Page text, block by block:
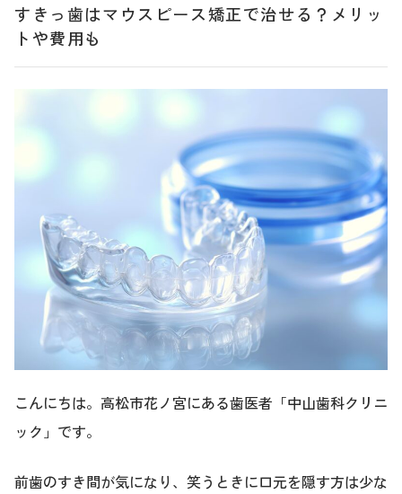
すきっ歯はマウスピース矯正で治せる？メリッ
トや費用も
こんにちは。高松市花ノ宮にある歯医者「中山歯科クリニ
ック」です。
前歯のすき間が気になり、笑うときに口元を隠す方は少な